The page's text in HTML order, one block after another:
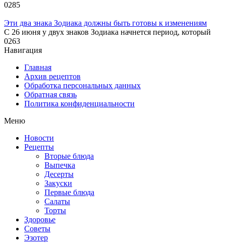
0285
Эти два знака Зодиака должны быть готовы к изменениям
С 26 июня у двух знаков Зодиака начнется период, который
0263
Навигация
Главная
Архив рецептов
Обработка персональных данных
Обратная связь
Политика конфиденциальности
Меню
Новости
Рецепты
Вторые блюда
Выпечка
Десерты
Закуски
Первые блюда
Салаты
Торты
Здоровье
Советы
Эзотер